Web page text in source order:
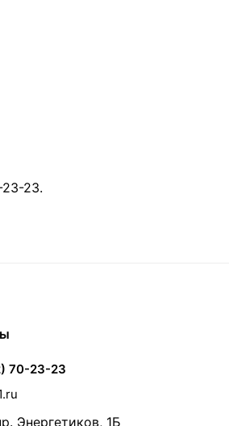
23.
70-23-23
Энергетиков, 1Б